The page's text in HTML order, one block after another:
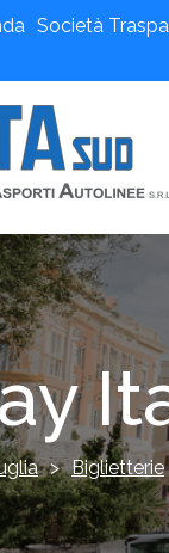
Società
> Biglietterie